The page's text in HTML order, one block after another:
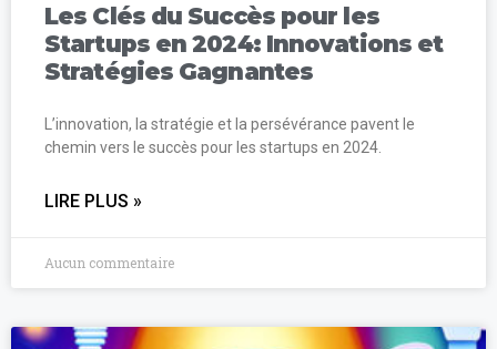
Les Clés du Succès pour les
Startups en 2024: Innovations et
Stratégies Gagnantes
L’innovation, la stratégie et la persévérance pavent le
chemin vers le succès pour les startups en 2024.
LIRE PLUS »
Aucun commentaire